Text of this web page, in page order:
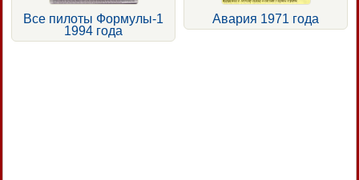
Все пилоты Формулы-1
1994 года
Авария 1971 года